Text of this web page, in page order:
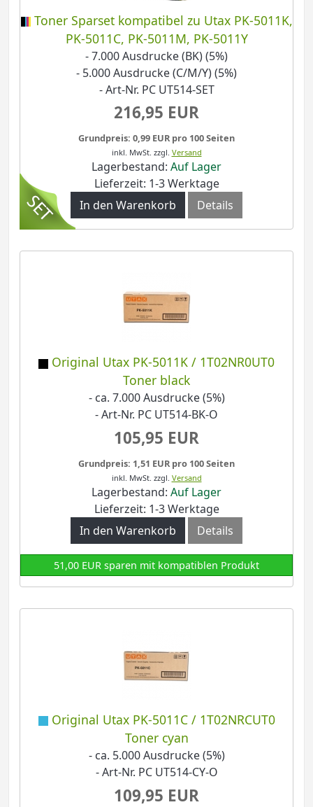
Toner Sparset kompatibel zu Utax PK-5011K,
PK-5011C, PK-5011M, PK-5011Y
- 7.000 Ausdrucke (BK) (5%)
- 5.000 Ausdrucke (C/M/Y) (5%)
- Art-Nr. PC UT514-SET
216,95 EUR
Grundpreis: 0,99 EUR pro 100 Seiten
inkl. MwSt. zzgl. Versand
Lagerbestand: Auf Lager
Lieferzeit: 1-3 Werktage
In den Warenkorb
Details
Original Utax PK-5011K / 1T02NR0UT0
Toner black
- ca. 7.000 Ausdrucke (5%)
- Art-Nr. PC UT514-BK-O
105,95 EUR
Grundpreis: 1,51 EUR pro 100 Seiten
inkl. MwSt. zzgl. Versand
Lagerbestand: Auf Lager
Lieferzeit: 1-3 Werktage
In den Warenkorb
Details
51,00 EUR sparen mit kompatiblen Produkt
Original Utax PK-5011C / 1T02NRCUT0
Toner cyan
- ca. 5.000 Ausdrucke (5%)
- Art-Nr. PC UT514-CY-O
109,95 EUR